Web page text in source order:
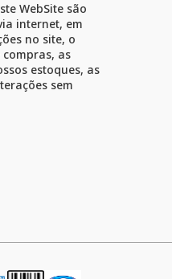
WebSite são
internet, em
no site, o
as
estoques, as
sem